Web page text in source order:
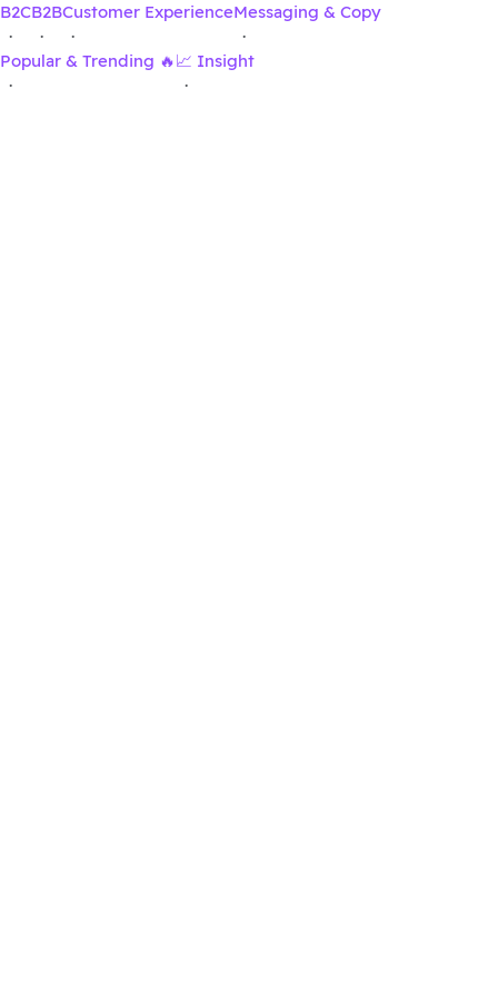
B2C
·
B2B
·
Customer Experience
·
Messaging & Copy
·
Popular & Trending 🔥
·
📈 Insight
·